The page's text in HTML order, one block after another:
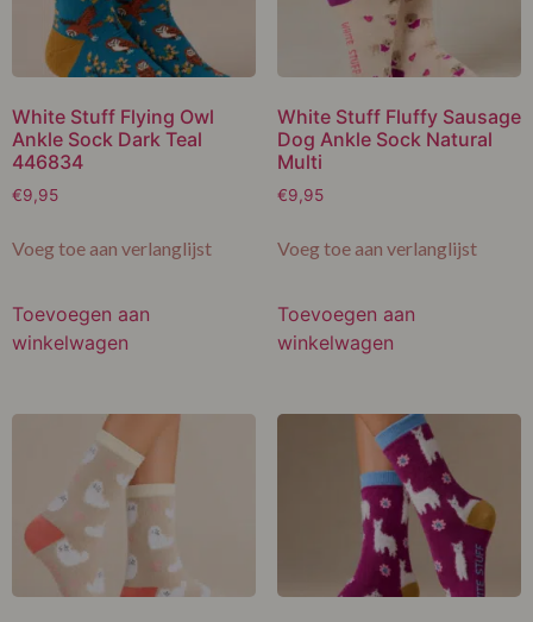
White Stuff Flying Owl
Ankle Sock Dark Teal
446834
€9,95
Voeg toe aan verlanglijst
Toevoegen aan
winkelwagen
White Stuff Fluffy Sausage
Dog Ankle Sock Natural
Multi
€9,95
Voeg toe aan verlanglijst
Toevoegen aan
winkelwagen